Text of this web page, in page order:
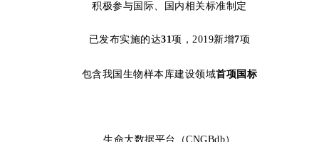
积极参与国际、国内相关标准制定
已发布实施的达31项，2019新增7项
包含我国生物样本库建设领域首项国标
生命大数据平台（CNGBdb）